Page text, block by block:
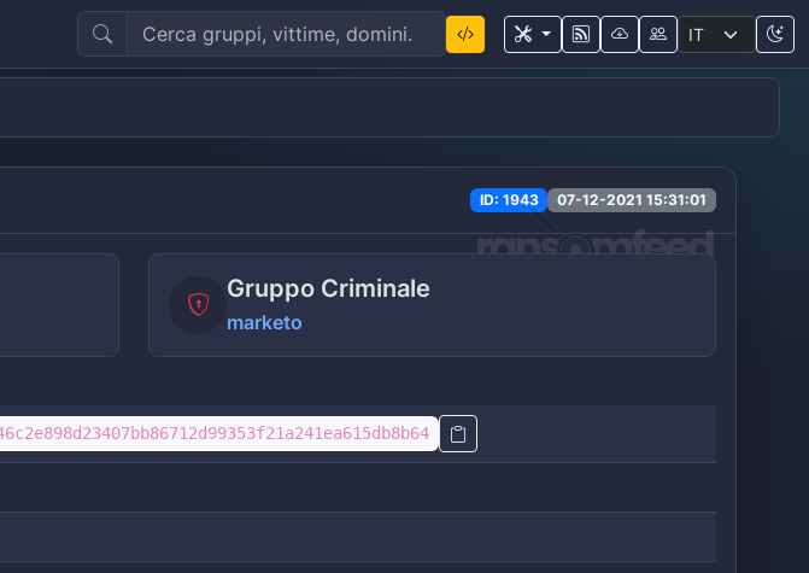
ID: 1943 07-12-2021 15:31:01
Gruppo Criminale
marketo